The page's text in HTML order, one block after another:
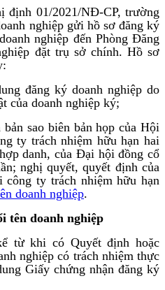
định 01/2021/NĐ-CP, trường
nghiệp gửi hồ sơ đăng ký
nghiệp đến Phòng Đăng
đặt trụ sở chính. Hồ sơ
đăng ký doanh nghiệp do
của doanh nghiệp ký;
sao biên bản họp của Hội
ty trách nhiệm hữu hạn hai
danh, của Đại hội đồng cổ
nghị quyết, quyết định của
ty trách nhiệm hữu hạn
doanh nghiệp.
tên doanh nghiệp
từ khi có Quyết định hoặc
nghiệp có trách nhiệm thực
Giấy chứng nhận đăng ký